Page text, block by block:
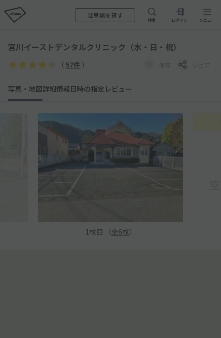
駐車場を貸す
検索 ログイン メニュー
宮川イーストデンタルクリニック（水・日・祝）
（ 57件 ） 保存 シェア
写真・地図詳細情報日時の指定 レビュー
1 枚目 （全6枚）